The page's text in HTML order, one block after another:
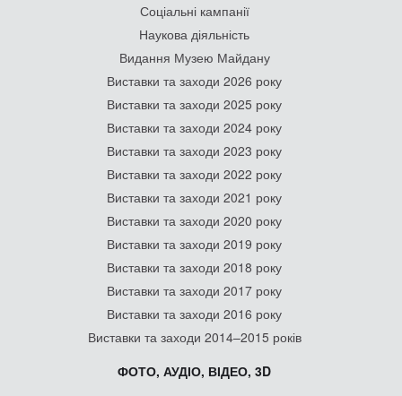
Соціальні кампанії
Наукова діяльність
Видання Музею Майдану
Виставки та заходи 2026 року
Виставки та заходи 2025 року
Виставки та заходи 2024 року
Виставки та заходи 2023 року
Виставки та заходи 2022 року
Виставки та заходи 2021 року
Виставки та заходи 2020 року
Виставки та заходи 2019 року
Виставки та заходи 2018 року
Виставки та заходи 2017 року
Виставки та заходи 2016 року
Виставки та заходи 2014–2015 років
ФОТО, АУДІО, ВІДЕО, 3D